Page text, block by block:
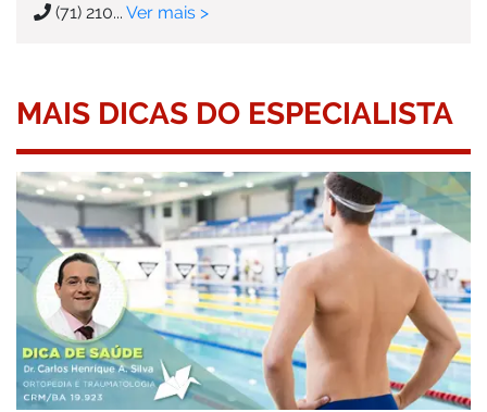
(71) 210... Ver mais >
MAIS DICAS DO ESPECIALISTA